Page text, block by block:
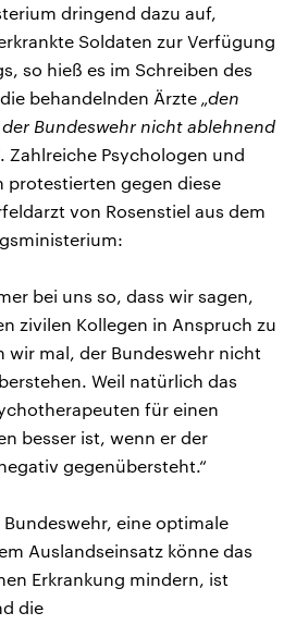
dringend dazu auf,
Soldaten zur Verfügung
so hieß es im Schreiben des
behandelnden Ärzte „den
Bundeswehr nicht ablehnend
. Zahlreiche Psychologen und
protestierten gegen diese
von Rosenstiel aus dem
bei uns so, dass wir sagen,
zivilen Kollegen in Anspruch zu
wir mal, der Bundeswehr nicht
Weil natürlich das
für einen
besser ist, wenn er der
gegenübersteht.“
Bundeswehr, eine optimale
Auslandseinsatz könne das
Erkrankung mindern, ist
die